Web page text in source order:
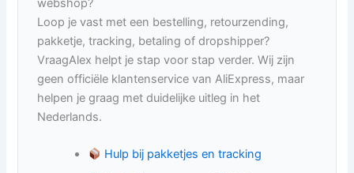
webshop?
Loop je vast met een bestelling, retourzending,
pakketje, tracking, betaling of dropshipper?
VraagAlex helpt je stap voor stap verder. Wij zijn
geen officiële klantenservice van AliExpress, maar
helpen je graag met duidelijke uitleg in het
Nederlands.
Hulp bij pakketjes en tracking